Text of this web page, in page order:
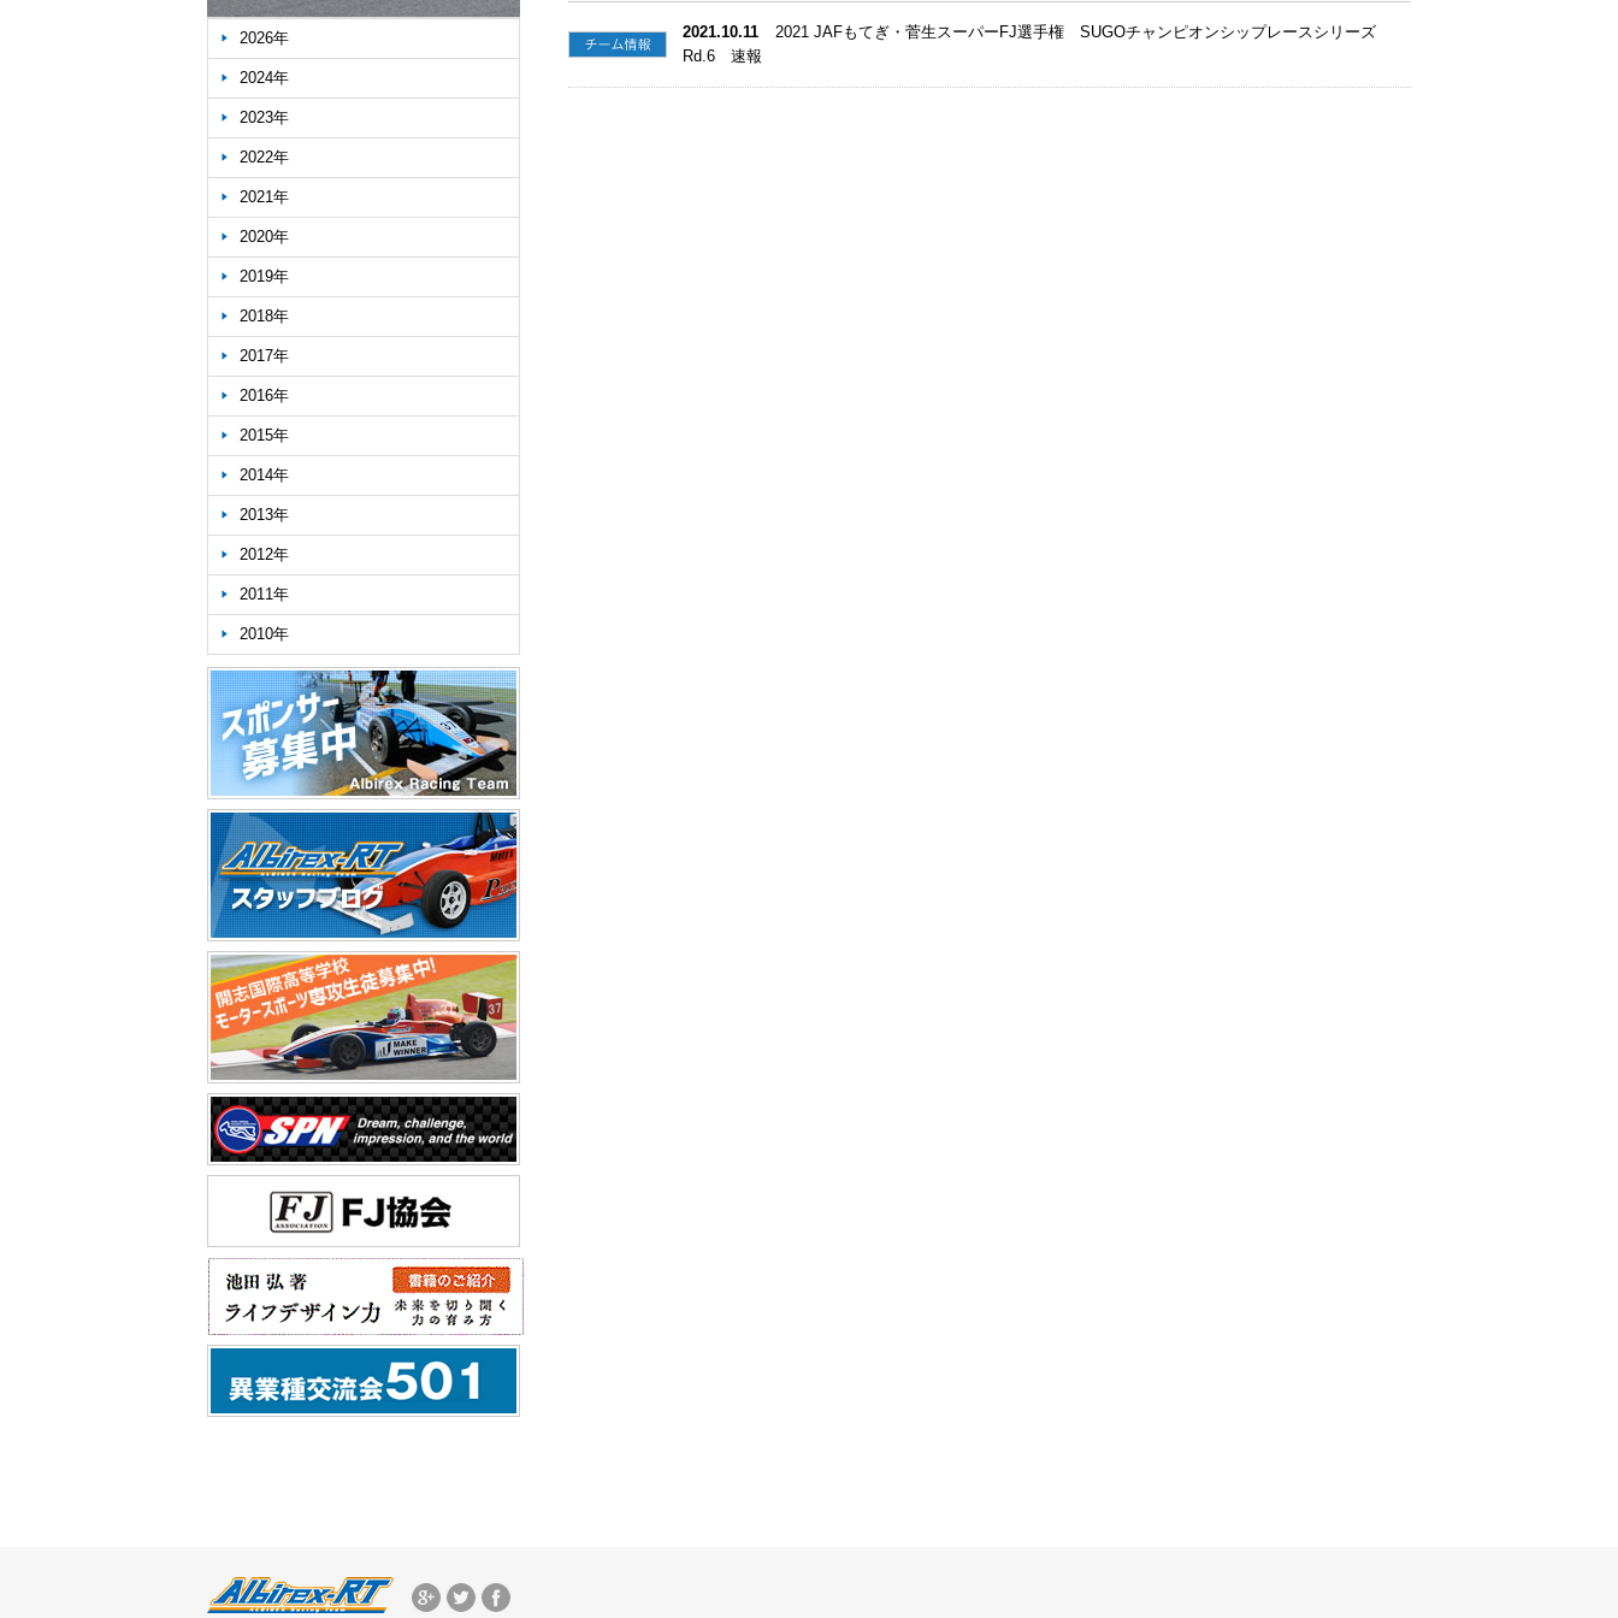
2021.10.11
2021 JAFもてぎ・菅生スーパーFJ選手権 SUGOチャンピオンシップレースシリーズ
Rd.6 速報
2026年
2024年
2023年
2022年
2021年
2020年
2019年
2018年
2017年
2016年
2015年
2014年
2013年
2012年
2011年
2010年